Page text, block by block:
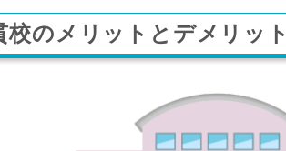
のメリットとデメリット